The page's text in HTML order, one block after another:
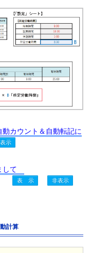
カウント＆自動転記に
して
計算